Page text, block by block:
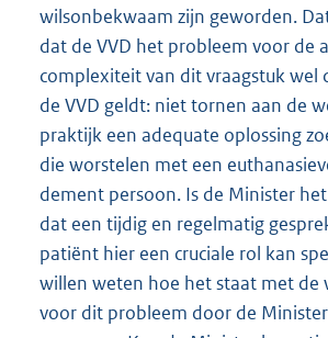
wilsonbekwaam zijn geworden.
dat de VVD het probleem voor de
complexiteit van dit vraagstuk wel
de VVD geldt: niet tornen aan de
praktijk een adequate oplossing
die worstelen met een
dement persoon. Is de Minister
dat een tijdig en regelmatig
patiënt hier een cruciale rol kan
willen weten hoe het staat met de
voor dit probleem door de